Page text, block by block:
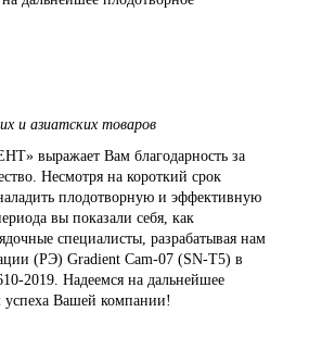
и азиатских товаров
выражает Вам благодарность за
Несмотря на короткий срок
плодотворную и эффективную
вы показали себя, как
специалисты, разрабатывая нам
(РЭ) Gradient Cam-07 (SN-T5) в
2019. Надеемся на дальнейшее
успеха Вашей компании!